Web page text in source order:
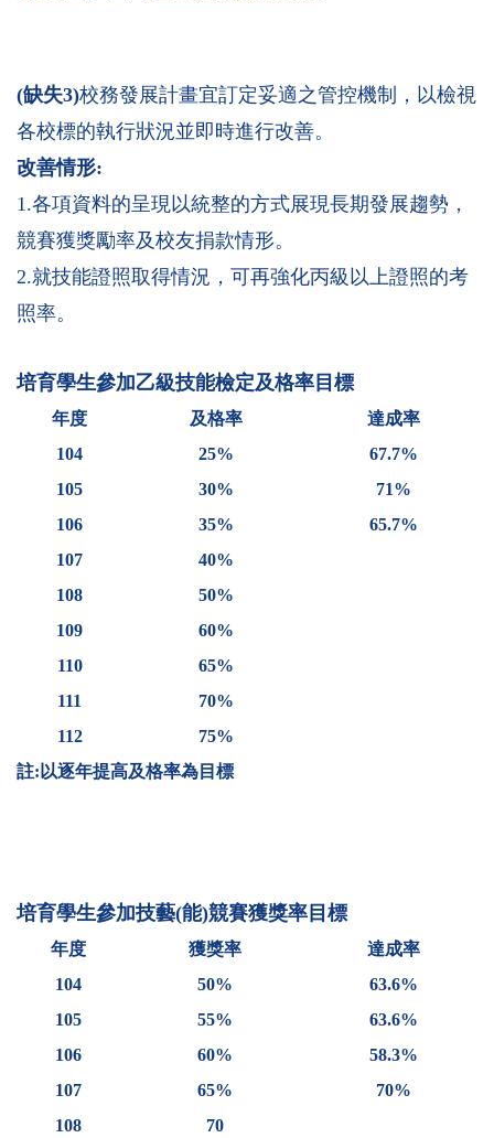
(缺失3)校務發展計畫宜訂定妥適之管控機制，以檢視
各校標的執行狀況並即時進行改善。
改善情形:
1.各項資料的呈現以統整的方式展現長期發展趨勢，
競賽獲獎勵率及校友捐款情形。
2.就技能證照取得情況，可再強化丙級以上證照的考
照率。
培育學生參加乙級技能檢定及格率目標
年度 及格率
達成率
104
25%
67.7%
105
30%
71%
106
35%
65.7%
107
40%
108
50%
109
60%
110
65%
111
70%
112
75%
註: 以逐年提高及格率為目標
培育學生參加技藝(能)競賽獲獎率目標
年度 獲獎率
達成率
104
50%
63.6%
105
55%
63.6%
106
60%
58.3%
107
65%
70%
108
70